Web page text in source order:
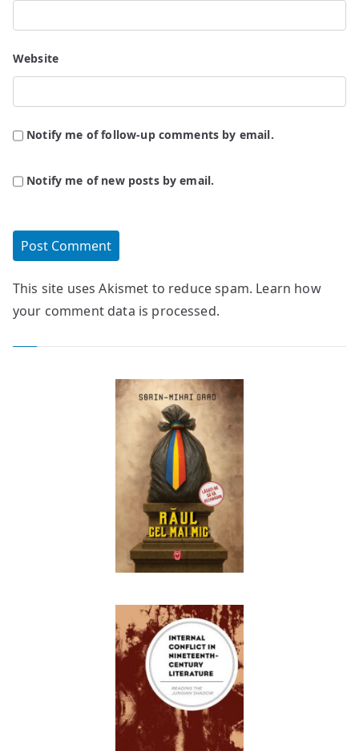
Website
Notify me of follow-up comments by email.
Notify me of new posts by email.
This site uses Akismet to reduce spam. Learn how
your comment data is processed.